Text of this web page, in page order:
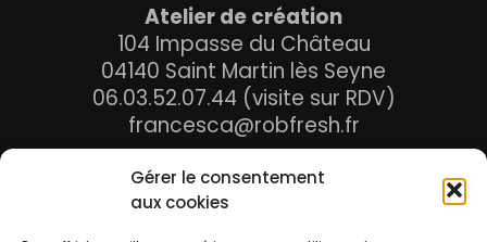
Gérer le consentement
aux cookies
Atelier de création
104 Impasse du Château
04140 Saint Martin lès Seyne
06.03.52.07.44 (visite sur RDV)
francesca@robfresh.fr
Ma boutique